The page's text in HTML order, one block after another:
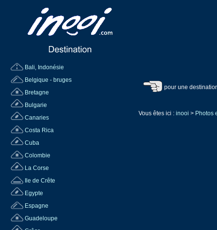
Bali, Indonésie
Belgique - bruges
Bretagne
Bulgarie
Canaries
Costa Rica
Cuba
Colombie
La Corse
Ile de Crête
Egypte
Espagne
Guadeloupe
pour une
Vous êtes ici : inooi > Photos